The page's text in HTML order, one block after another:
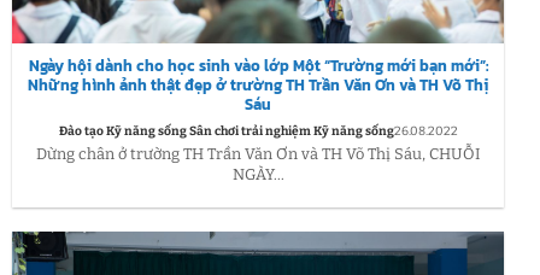
Ngày hội dành cho học sinh vào lớp Một “Trường mới bạn mới”:
Những hình ảnh thật đẹp ở trường TH Trần Văn Ơn và TH Võ Thị
Sáu
Đào tạo Kỹ năng sống Sân chơi trải nghiệm Kỹ năng sống26.08.2022
Dừng chân ở trường TH Trần Văn Ơn và TH Võ Thị Sáu, CHUỖI
NGÀY...